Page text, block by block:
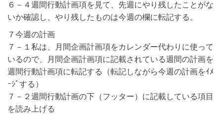
６－４週間行動計画項を見て、先週にやり残したことがな
いか確認し、やり残したものは今週の欄に転記する。
７今週の計画
７－１私は、月間企画計画項をカレンダー代わりに使って
いるので、月間企画計画項に記載されている週間の計画を
週間行動計画項に転記する（転記しながら今週の計画をｲﾒ
ｰｼﾞする）
７－２週間行動計画の下（フッター）に記載している項目
を読み上げる